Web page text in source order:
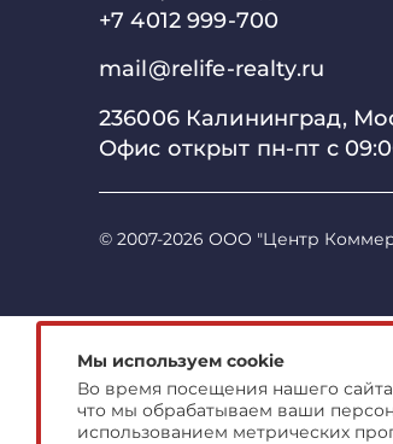
+7 4012 999-700
mail@relife-realty.ru
236006 Калининград,
Офис открыт пн-пт с
© 2007-2026 ООО "Центр
Мы используем cookie
Во время посещения нашего
что мы обрабатываем ваши
использованием метрических